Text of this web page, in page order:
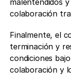
malentendidos
colaboración
Finalmente, el
terminación y
condiciones
colaboración y